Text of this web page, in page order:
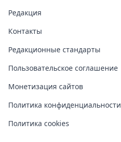
Редакция
Контакты
Редакционные стандарты
Пользовательское соглашение
Монетизация сайтов
Политика конфиденциальности
Политика cookies